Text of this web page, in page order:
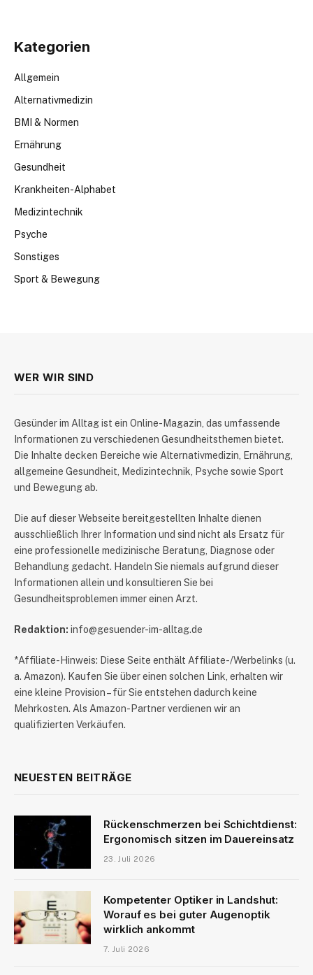
Kategorien
Allgemein
Alternativmedizin
BMI & Normen
Ernährung
Gesundheit
Krankheiten-Alphabet
Medizintechnik
Psyche
Sonstiges
Sport & Bewegung
WER WIR SIND
​Gesünder im Alltag ist ein Online-Magazin, das umfassende
Informationen zu verschiedenen Gesundheitsthemen bietet.
Die Inhalte decken Bereiche wie Alternativmedizin, Ernährung,
allgemeine Gesundheit, Medizintechnik, Psyche sowie Sport
und Bewegung ab.
Die auf dieser Webseite bereitgestellten Inhalte dienen
ausschließlich Ihrer Information und sind nicht als Ersatz für
eine professionelle medizinische Beratung, Diagnose oder
Behandlung gedacht. Handeln Sie niemals aufgrund dieser
Informationen allein und konsultieren Sie bei
Gesundheitsproblemen immer einen Arzt.
Redaktion: info@gesuender-im-alltag.de
*Affiliate-Hinweis: Diese Seite enthält Affiliate-/Werbelinks (u.
a. Amazon). Kaufen Sie über einen solchen Link, erhalten wir
eine kleine Provision – für Sie entstehen dadurch keine
Mehrkosten. Als Amazon-Partner verdienen wir an
qualifizierten Verkäufen.
NEUESTEN BEITRÄGE
Rückenschmerzen bei Schichtdienst:
Ergonomisch sitzen im Dauereinsatz
23. Juli 2026
Kompetenter Optiker in Landshut:
Worauf es bei guter Augenoptik
wirklich ankommt
7. Juli 2026